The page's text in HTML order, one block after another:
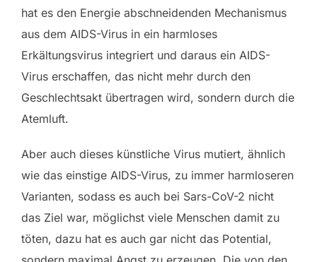
hat es den Energie abschneidenden Mechanismus
aus dem AIDS-Virus in ein harmloses
Erkältungsvirus integriert und daraus ein AIDS-
Virus erschaffen, das nicht mehr durch den
Geschlechtsakt übertragen wird, sondern durch die
Atemluft.
Aber auch dieses künstliche Virus mutiert, ähnlich
wie das einstige AIDS-Virus, zu immer harmloseren
Varianten, sodass es auch bei Sars-CoV-2 nicht
das Ziel war, möglichst viele Menschen damit zu
töten, dazu hat es auch gar nicht das Potential,